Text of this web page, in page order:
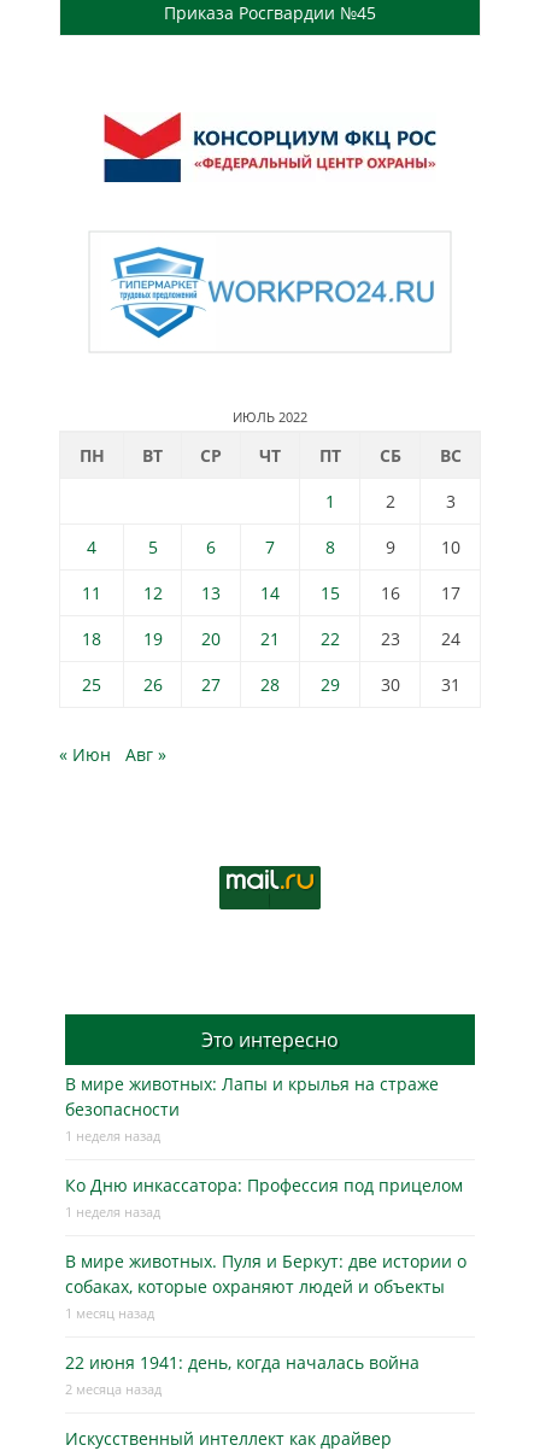
Приказа Росгвардии №45
ИЮЛЬ 2022
ПН ВТ СР ЧТ ПТ СБ
ВС
1
2
3
4
5 6 7 8 9
10
11
12 13 14 15 16
17
18
19 20 21 22 23
24
25
26 27 28 29 30 31
« Июн Авг »
Это интересно
В мире животных: Лапы и крылья на страже
безопасности
1 неделя назад
Ко Дню инкассатора: Профессия под прицелом
1 неделя назад
В мире животных. Пуля и Беркут: две истории о
собаках, которые охраняют людей и объекты
1 месяц назад
22 июня 1941: день, когда началась война
2 месяца назад
Искусственный интеллект как драйвер